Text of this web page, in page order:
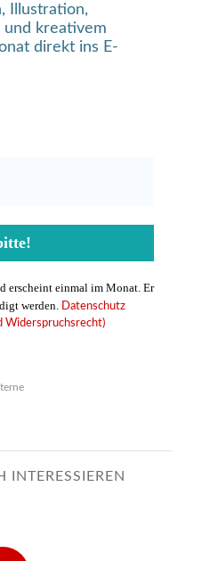
Illustration,
und kreativem
direkt ins E-
erscheint einmal im Monat. Er
werden.
Datenschutz
Widerspruchsrecht)
INTERESSIEREN